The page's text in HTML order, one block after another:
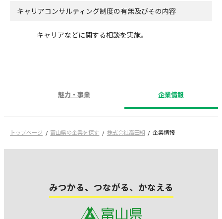
キャリアコンサルティング制度の有無及びその内容
キャリアなどに関する相談を実施。
魅力・事業 企業情報
トップページ 富山県の企業を探す 株式会社高田組 企業情報
みつかる、つながる、かなえる